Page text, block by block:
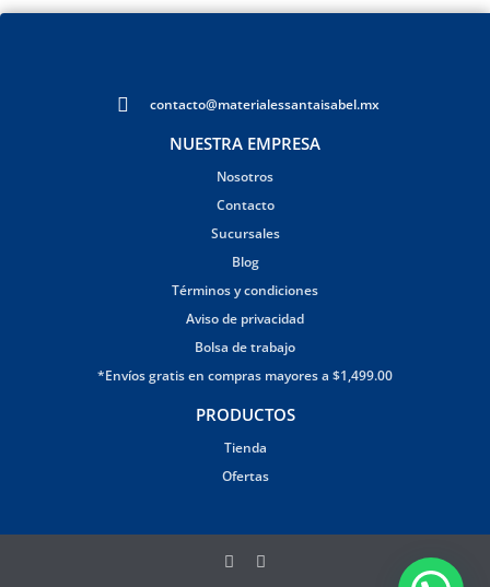
contacto@materialessantaisabel.mx
NUESTRA EMPRESA
Nosotros
Contacto
Sucursales
Blog
Términos y condiciones
Aviso de privacidad
Bolsa de trabajo
*Envíos gratis en compras mayores a $1,499.00
PRODUCTOS
Tienda
Ofertas